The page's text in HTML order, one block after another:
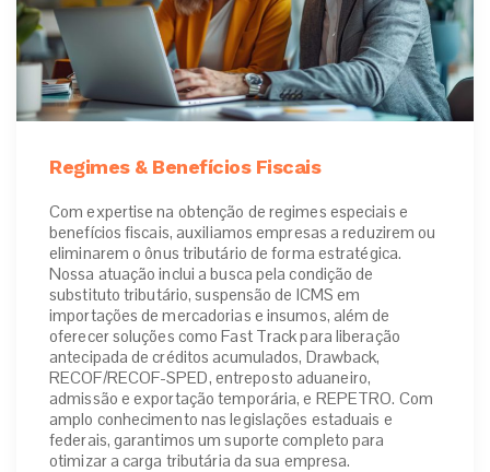
Regimes & Benefícios Fiscais
Com expertise na obtenção de regimes especiais e
benefícios fiscais, auxiliamos empresas a reduzirem ou
eliminarem o ônus tributário de forma estratégica.
Nossa atuação inclui a busca pela condição de
substituto tributário, suspensão de ICMS em
importações de mercadorias e insumos, além de
oferecer soluções como Fast Track para liberação
antecipada de créditos acumulados, Drawback,
RECOF/RECOF-SPED, entreposto aduaneiro,
admissão e exportação temporária, e REPETRO. Com
amplo conhecimento nas legislações estaduais e
federais, garantimos um suporte completo para
otimizar a carga tributária da sua empresa.